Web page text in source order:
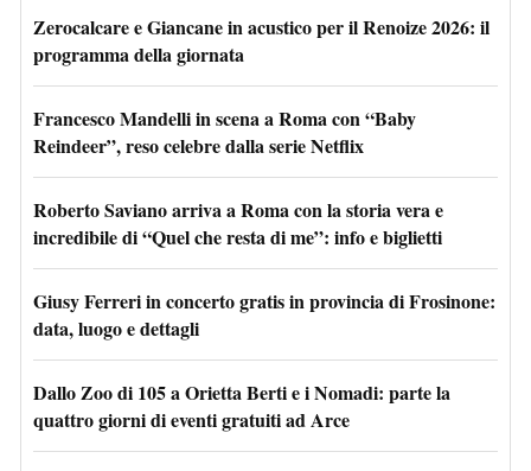
Zerocalcare e Giancane in acustico per il Renoize 2026: il
programma della giornata
Francesco Mandelli in scena a Roma con “Baby
Reindeer”, reso celebre dalla serie Netflix
Roberto Saviano arriva a Roma con la storia vera e
incredibile di “Quel che resta di me”: info e biglietti
Giusy Ferreri in concerto gratis in provincia di Frosinone:
data, luogo e dettagli
Dallo Zoo di 105 a Orietta Berti e i Nomadi: parte la
quattro giorni di eventi gratuiti ad Arce